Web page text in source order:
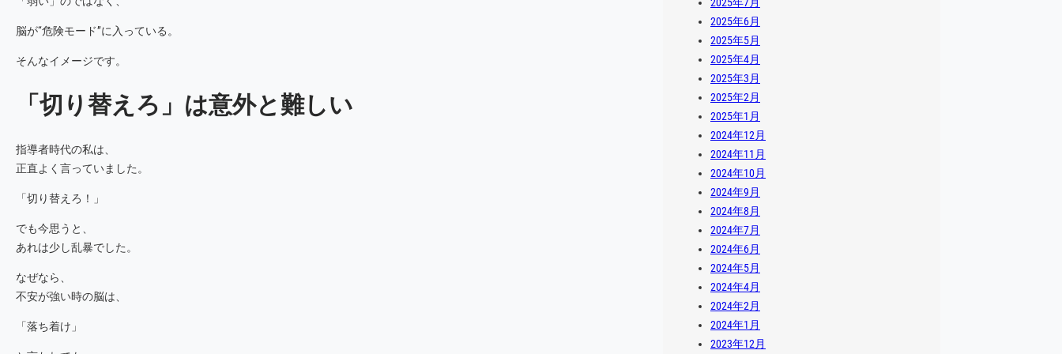
脳が“危険モード”に入っている。
そんなイメージです。
「切り替えろ」は意外と難しい
指導者時代の私は、
正直よく言っていました。
「切り替えろ！」
でも今思うと、
あれは少し乱暴でした。
なぜなら、
不安が強い時の脳は、
「落ち着け」
2025年7月
2025年6月
2025年5月
2025年4月
2025年3月
2025年2月
2025年1月
2024年12月
2024年11月
2024年10月
2024年9月
2024年8月
2024年7月
2024年6月
2024年5月
2024年4月
2024年2月
2024年1月
2023年12月